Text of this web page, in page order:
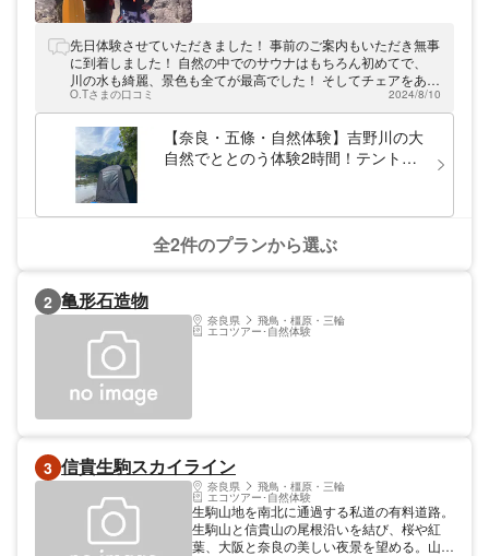
アーは1ボート1組貸切制。「五條北IC」よ
り車で約15分、大阪市内からほど近い場所
で爽快なラフティングを楽しめます。急流下
りや流れが穏やかなところでの川遊びでスッ
キリ気分転換しましょう！
先日体験させていただきました！ 事前のご案内もいただき無事
に到着しました！ 自然の中でのサウナはもちろん初めてで、
川の水も綺麗、景色も全てが最高でした！ そしてチェアをあん
な形で、、、 あれは案内してもらえなければ自分では絶対にチ
ャレンジしていません！！ 最高の川サウナ体験が出来まし
た！！ 次は秋の川サウナをオススメしてもらったので また参
加させてもらいます！ ありがとうございました！
O.Tさまの口コミ 2024/8/10
【奈良・五條・自然体験】吉野川の大
自然でととのう体験2時間！テントサ
全2件のプランから選ぶ
2 亀形石造物
奈良県 飛鳥・橿原・三輪
エコツアー･自然体験
3 信貴生駒スカイライン
奈良県 飛鳥・橿原・三輪
エコツアー･自然体験
生駒山地を南北に通過する私道の有料道路。
生駒山と信貴山の尾根沿いを結び、桜や紅
葉、大阪と奈良の美しい夜景を望める。山上